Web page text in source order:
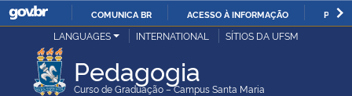
IR
O
COMUNICA BR ACESSO À INFORMAÇÃO
Ministério da Justiça e Segurança Pública
LANGUAGES INTERNATIONAL SÍTIOS DA UFSM
Pedagogia
Curso de Graduação – Campus Santa Maria